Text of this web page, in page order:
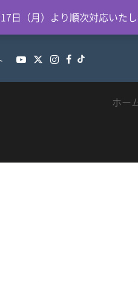
ホー
日（月）より順次対応いたし